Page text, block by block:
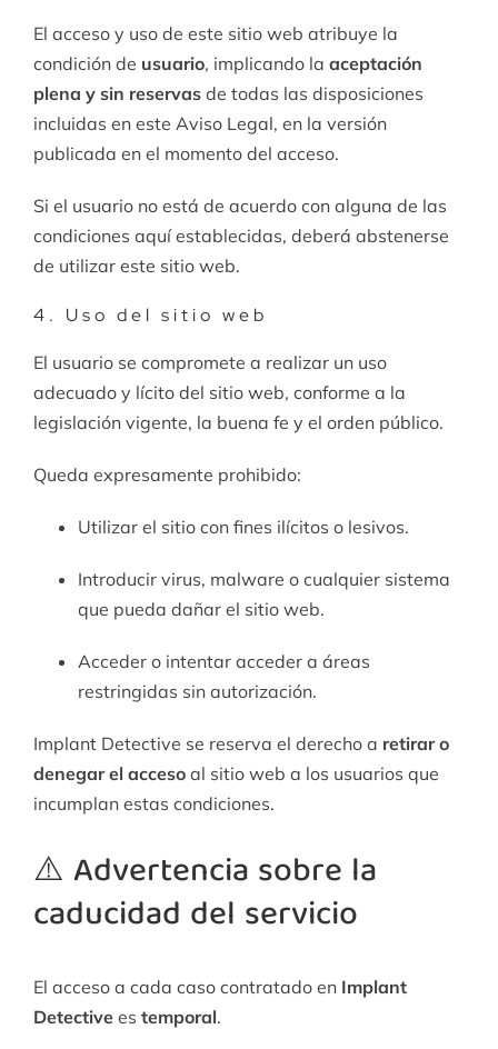
El acceso y uso de este sitio web atribuye la
condición de usuario, implicando la aceptación
plena y sin reservas de todas las disposiciones
incluidas en este Aviso Legal, en la versión
publicada en el momento del acceso.
Si el usuario no está de acuerdo con alguna de las
condiciones aquí establecidas, deberá abstenerse
de utilizar este sitio web.
4. Uso del sitio web
El usuario se compromete a realizar un uso
adecuado y lícito del sitio web, conforme a la
legislación vigente, la buena fe y el orden público.
Queda expresamente prohibido:
Utilizar el sitio con fines ilícitos o lesivos.
Introducir virus, malware o cualquier sistema
que pueda dañar el sitio web.
Acceder o intentar acceder a áreas
restringidas sin autorización.
Implant Detective se reserva el derecho a retirar o
denegar el acceso al sitio web a los usuarios que
incumplan estas condiciones.
⚠️ Advertencia sobre la
caducidad del servicio
El acceso a cada caso contratado en Implant
Detective es temporal.